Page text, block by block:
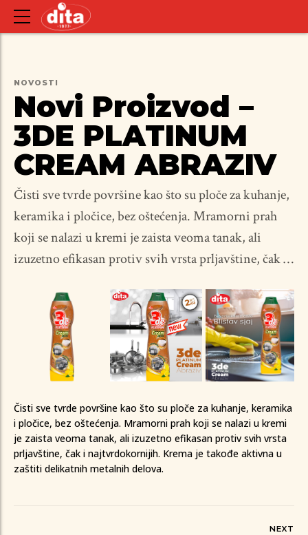
NOVOSTI
Novi Proizvod –
3DE PLATINUM
CREAM ABRAZIV
Čisti sve tvrde površine kao što su ploče za kuhanje,
keramika i pločice, bez oštećenja. Mramorni prah
koji se nalazi u kremi je zaista veoma tanak, ali
izuzetno efikasan protiv svih vrsta prljavštine, čak i
delikatnih metalnih delova.
Čisti sve tvrde površine kao što su ploče za kuhanje, keramika
i pločice, bez oštećenja. Mramorni prah koji se nalazi u kremi
je zaista veoma tanak, ali izuzetno efikasan protiv svih vrsta
prljavštine, čak i najtvrdokornijih. Krema je takođe aktivna u
zaštiti delikatnih metalnih delova.
NEXT